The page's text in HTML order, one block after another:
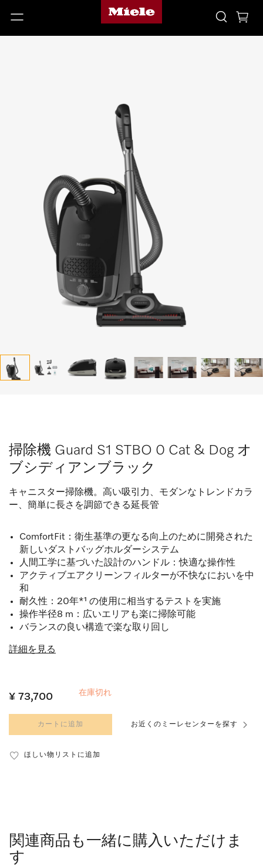
掃除機 Guard S1 STBO 0 Cat & Dog オ
ブシディアンブラック
キャニスター掃除機。高い吸引力、モダンなトレンドカラ
ー、簡単に長さを調節できる延長管
ComfortFit：衛生基準の更なる向上のために開発された
新しいダストバッグホルダーシステム
人間工学に基づいた設計のハンドル：快適な操作性
アクティブエアクリーンフィルターが不快なにおいを中
和
耐久性：20年*¹ の使用に相当するテストを実施
操作半径8 m：広いエリアも楽に掃除可能
バランスの良い構造で楽な取り回し
詳細を見る
¥ 73,700 在庫切れ
カートに追加 お近くのミーレセンターを探す
ほしい物リストに追加
関連商品も一緒に購入いただけま
す